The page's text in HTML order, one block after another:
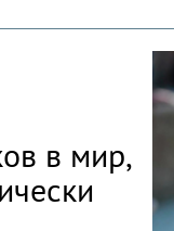
в мир,